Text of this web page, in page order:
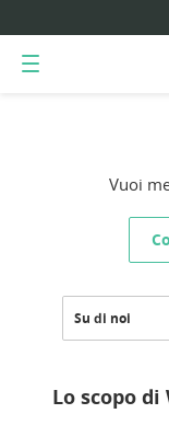
Vuoi
Su di noi
Lo scopo